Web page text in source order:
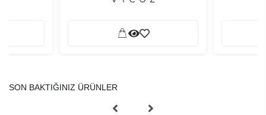
SON BAKTIĞINIZ ÜRÜNLER